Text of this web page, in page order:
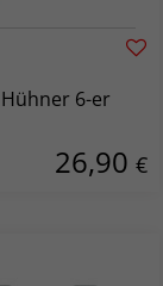
6-er
26,90 €